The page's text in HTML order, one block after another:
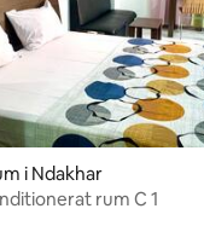
i Ndakhar
rum C 1